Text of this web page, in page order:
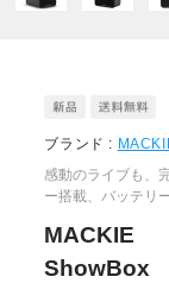
ブランド :
感動のライブも、
ー搭載、バッテリ
MACKIE
ShowBox